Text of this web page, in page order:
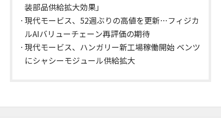
装部品供給拡大効果」
現代モービス、52週ぶりの高値を更新…フィジカ
ルAIバリューチェーン再評価の期待
現代モービス、ハンガリー新工場稼働開始 ベンツ
にシャシーモジュール供給拡大